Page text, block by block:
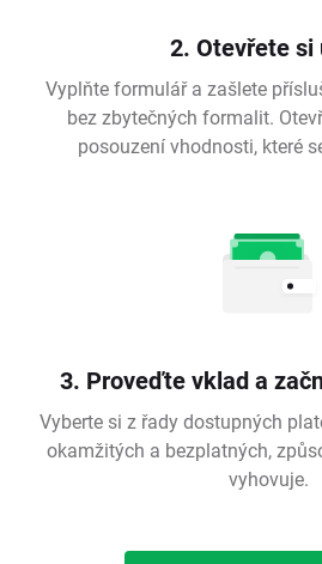
2. Otevřete si
Vyplňte formulář a zašlete
bez zbytečných formalit.
posouzení vhodnosti, které
3. Proveďte vklad a
Vyberte si z řady dostupných
okamžitých a bezplatných,
vyhovuje.